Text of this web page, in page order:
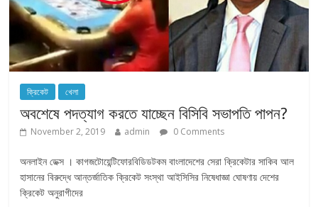
ক্রিকেট খেলা
অবশেষে পদত্যাগ করতে যাচ্ছেন বিসিবি সভাপতি পাপন?
November 2, 2019 admin 0 Comments
অনলাইন ডেক্স । কাগজটোয়েন্টিফোরবিডিডটকম বাংলাদেশের সেরা ক্রিকেটার সাকিব আল
হাসানের বিরুদ্ধে আন্তর্জাতিক ক্রিকেট সংস্থা আইসিসির নিষেধাজ্ঞা ঘোষণায় দেশের
ক্রিকেট অনুরাগীদের